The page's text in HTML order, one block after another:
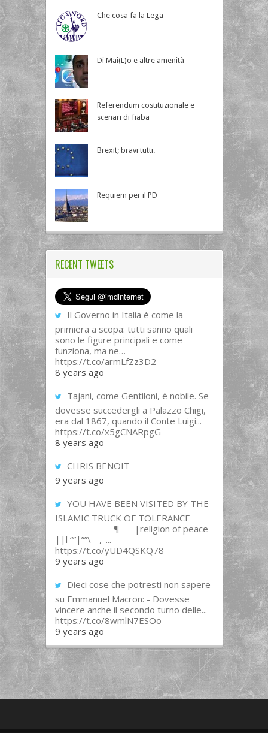
Che cosa fa la Lega
Di Mai(L)o e altre amenità
Referendum costituzionale e
scenari di fiaba
Brexit; bravi tutti.
Requiem per il PD
RECENT TWEETS
Il Governo in Italia è come la
primiera a scopa: tutti sanno quali
sono le figure principali e come
funziona, ma ne…
https://t.co/armLfZz3D2
8 years ago
Tajani, come Gentiloni, è nobile. Se
dovesse succedergli a Palazzo Chigi,
era dal 1867, quando il Conte Luigi...
https://t.co/x5gCNARpgG
8 years ago
CHRIS BENOIT
9 years ago
YOU HAVE BEEN VISITED BY THE
ISLAMIC TRUCK OF TOLERANCE
______________¶___ |religion of peace
||l “”|””\__,_...
https://t.co/yUD4QSKQ78
9 years ago
Dieci cose che potresti non sapere
su Emmanuel Macron: - Dovesse
vincere anche il secondo turno delle...
https://t.co/8wmlN7ESOo
9 years ago